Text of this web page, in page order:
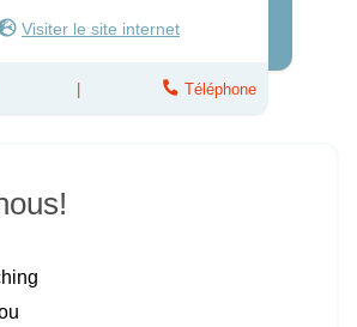
Visiter le site internet
Téléphone